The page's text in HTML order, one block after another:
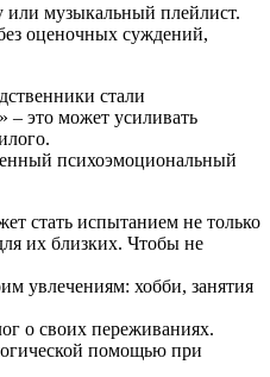
музыкальный плейлист.
оценочных суждений,
стали
это может усиливать
психоэмоциональный
стать испытанием не только
их близких. Чтобы не
увлечениям: хобби, занятия
о своих переживаниях.
помощью при